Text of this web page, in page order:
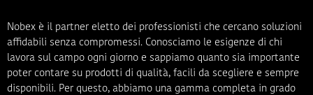
Nobex è il partner eletto dei professionisti che cercano soluzioni
affidabili senza compromessi. Conosciamo le esigenze di chi
lavora sul campo ogni giorno e sappiamo quanto sia importante
poter contare su prodotti di qualità, facili da scegliere e sempre
disponibili. Per questo, abbiamo una gamma completa in grado